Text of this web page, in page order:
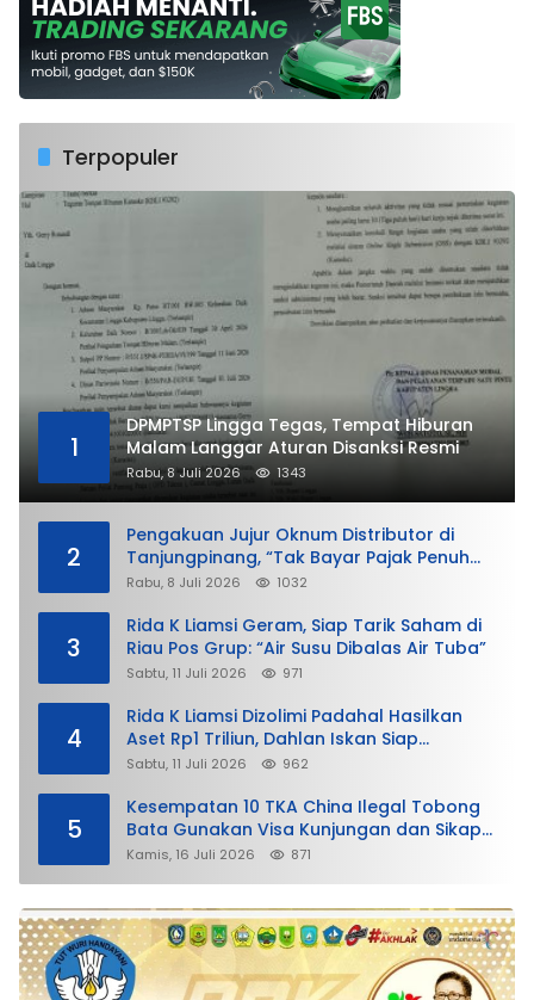
Terpopuler
1
DPMPTSP Lingga Tegas, Tempat Hiburan
Malam Langgar Aturan Disanksi Resmi
Rabu, 8 Juli 2026 1343
2
Pengakuan Jujur Oknum Distributor di
Tanjungpinang, “Tak Bayar Pajak Penuh
demi Untung”
Rabu, 8 Juli 2026 1032
3
Rida K Liamsi Geram, Siap Tarik Saham di
Riau Pos Grup: “Air Susu Dibalas Air Tuba”
Sabtu, 11 Juli 2026 971
4
Rida K Liamsi Dizolimi Padahal Hasilkan
Aset Rp1 Triliun, Dahlan Iskan Siap
Membela
Sabtu, 11 Juli 2026 962
5
Kesempatan 10 TKA China Ilegal Tobong
Bata Gunakan Visa Kunjungan dan Sikap
Lunak Ditjen Imigrasi Kepri?
Kamis, 16 Juli 2026 871